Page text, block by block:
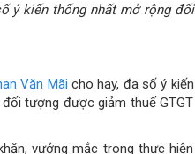
ý kiến thống nhất mở rộng đối
Văn Mãi cho hay, đa số ý kiến
tượng được giảm thuế GTGT
vướng mắc trong thực hiện